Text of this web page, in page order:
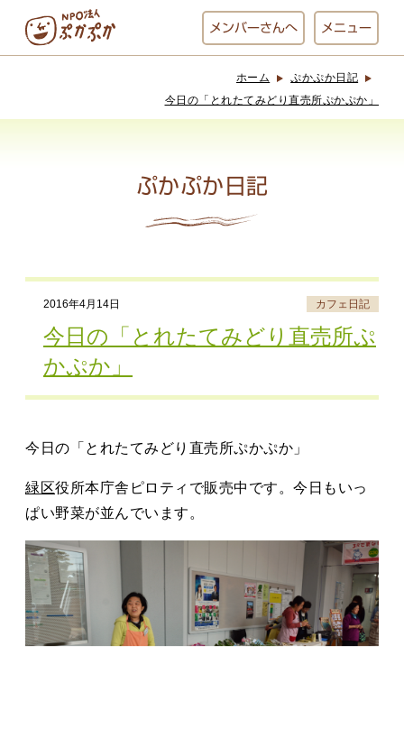
メンバーさんへ メニュー
ぷかぷか
お休み中
アート屋
でんぱた
ぷかぷかさんと
お知らせ ぷかぷか日記
アクセス 採用情報
お問い合わせ
ホーム
ぷかぷか日記
今日の「とれたてみどり直売所ぷかぷか」
ぷかぷか日記
2016年4月14日 カフェ日記
今日の「とれたてみどり直売所ぷ
かぷか」
今日の「とれたてみどり直売所ぷかぷか」
緑区役所本庁舎ピロティで販売中です。今日もいっ
ぱい野菜が並んでいます。